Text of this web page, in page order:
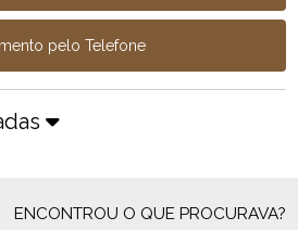
pelo Telefone
ENCONTROU O QUE PROCURAVA?